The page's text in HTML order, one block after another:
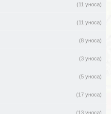
(11 уноса)
(11 уноса)
(8 уноса)
(3 уноса)
(5 уноса)
(17 уноса)
(13 уноса)